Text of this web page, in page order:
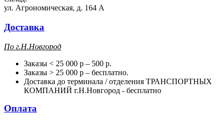
ул. Агрономическая, д. 164 А
Доставка
По г.Н.Новгород
Заказы < 25 000 р – 500 р.
Заказы > 25 000 р – бесплатно.
Доставка до терминала / отделения ТРАНСПОРТНЫХ
КОМПАНИЙ г.Н.Новгород - бесплатно
Оплата